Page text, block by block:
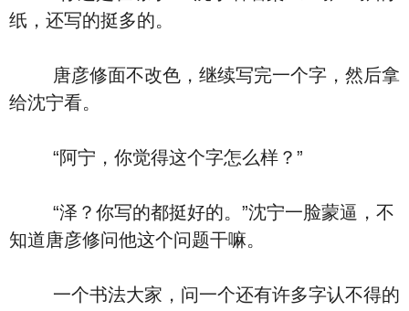
纸，还写的挺多的。
唐彦修面不改色，继续写完一个字，然后拿
给沈宁看。
“阿宁，你觉得这个字怎么样？”
“泽？你写的都挺好的。”沈宁一脸蒙逼，不
知道唐彦修问他这个问题干嘛。
一个书法大家，问一个还有许多字认不得的